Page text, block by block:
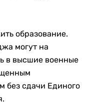
образование.
могут на
в высшие военные
без сдачи Единого